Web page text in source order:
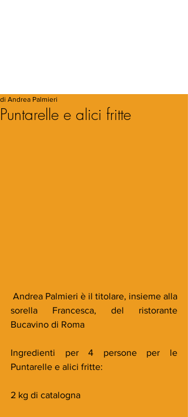
Puntarelle e alici fritte
di Andrea Palmieri
sorella Francesca, del ristorante
Bucavino di Roma
Ingredienti per 4 persone per le
Puntarelle e alici fritte:
2 kg di catalogna